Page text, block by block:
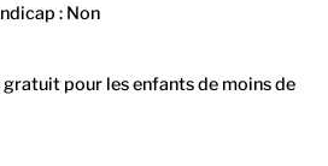
: Non
pour les enfants de moins de